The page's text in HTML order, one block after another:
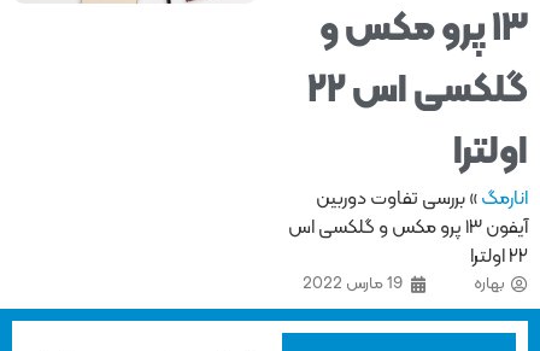
۱۳ پرو مکس و
گلکسی اس ۲۲
»بررسی تفاوت دوربین
آیفون ۱۳ پرو مکس و گلکسی اس
بهاره 19 مارس 2022